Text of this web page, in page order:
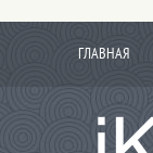
ГЛАВНАЯ